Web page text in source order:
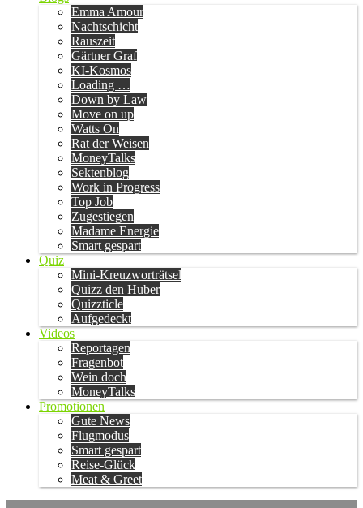
Emma Amour
Nachtschicht
Rauszeit
Gärtner Graf
KI-Kosmos
Loading …
Down by Law
Move on up
Watts On
Rat der Weisen
MoneyTalks
Sektenblog
Work in Progress
Top Job
Zugestiegen
Madame Energie
Smart gespart
Quiz
Mini-Kreuzworträtsel
Quizz den Huber
Quizzticle
Aufgedeckt
Videos
Reportagen
Fragenbot
Wein doch
MoneyTalks
Promotionen
Gute News
Flugmodus
Smart gespart
Reise-Glück
Meat & Greet